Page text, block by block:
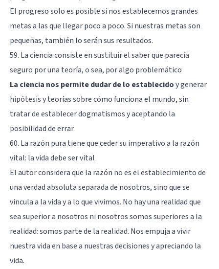
El progreso solo es posible si nos establecemos grandes
metas a las que llegar poco a poco. Si nuestras metas son
pequeñas, también lo serán sus resultados.
59. La ciencia consiste en sustituir el saber que parecía
seguro por una teoría, o sea, por algo problemático
La ciencia nos permite dudar de lo establecidoy generar
hipótesis y teorías sobre cómo funciona el mundo, sin
tratar de establecer dogmatismos y aceptando la
posibilidad de errar.
60. La razón pura tiene que ceder su imperativo a la razón
vital: la vida debe ser vital
El autor considera que la razón no es el establecimiento de
una verdad absoluta separada de nosotros, sino que se
vincula a la vida y a lo que vivimos. No hay una realidad que
sea superior a nosotros ni nosotros somos superiores a la
realidad: somos parte de la realidad. Nos empuja a vivir
nuestra vida en base a nuestras decisiones y apreciando la
vida.